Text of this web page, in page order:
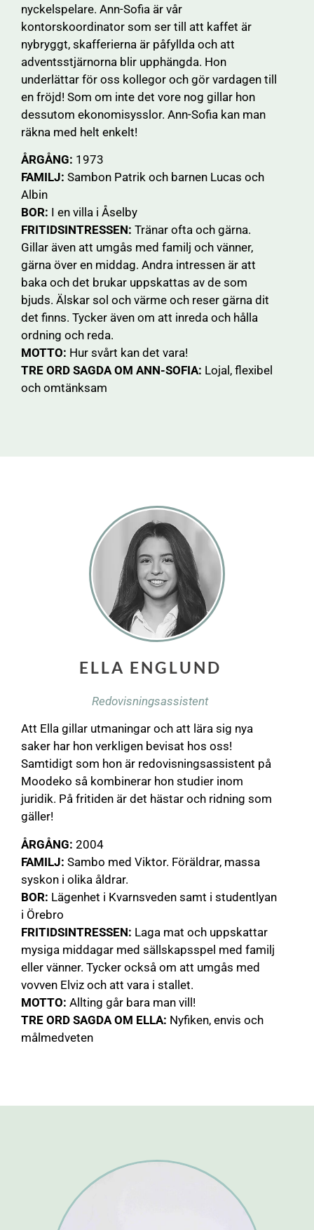
nyckelspelare. Ann-Sofia är vår
kontorskoordinator som ser till att kaffet är
nybryggt, skafferierna är påfyllda och att
adventsstjärnorna blir upphängda. Hon
underlättar för oss kollegor och gör vardagen till
en fröjd! Som om inte det vore nog gillar hon
dessutom ekonomisysslor. Ann-Sofia kan man
räkna med helt enkelt!
ÅRGÅNG: 1973
FAMILJ: Sambon Patrik och barnen Lucas och
Albin
BOR: I en villa i Åselby
FRITIDSINTRESSEN: Tränar ofta och gärna.
Gillar även att umgås med familj och vänner,
gärna över en middag. Andra intressen är att
baka och det brukar uppskattas av de som
bjuds. Älskar sol och värme och reser gärna dit
det finns. Tycker även om att inreda och hålla
ordning och reda.
MOTTO: Hur svårt kan det vara!
TRE ORD SAGDA OM ANN-SOFIA: Lojal, flexibel
och omtänksam
ELLA ENGLUND
Redovisningsassistent
Att Ella gillar utmaningar och att lära sig nya
saker har hon verkligen bevisat hos oss!
Samtidigt som hon är redovisningsassistent på
Moodeko så kombinerar hon studier inom
juridik. På fritiden är det hästar och ridning som
gäller!
ÅRGÅNG: 2004
FAMILJ: Sambo med Viktor. Föräldrar, massa
syskon i olika åldrar.
BOR: Lägenhet i Kvarnsveden samt i studentlyan
i Örebro
FRITIDSINTRESSEN: Laga mat och uppskattar
mysiga middagar med sällskapsspel med familj
eller vänner. Tycker också om att umgås med
vovven Elviz och att vara i stallet.
MOTTO: Allting går bara man vill!
TRE ORD SAGDA OM ELLA: Nyfiken, envis och
målmedveten